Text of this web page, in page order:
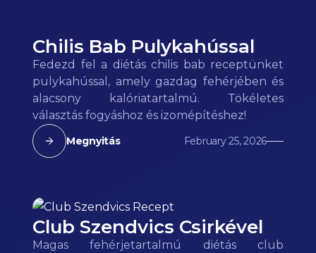
Chilis Bab Pulykahússal
Fedezd fel a diétás chilis bab receptünket
pulykahússal, amely gazdag fehérjében és
alacsony kalóriatartalmú. Tökéletes
választás fogyáshoz és izomépítéshez!
Megnyitás February 25, 2026
Club Szendvics Csirkével
Magas fehérjetartalmú diétás club